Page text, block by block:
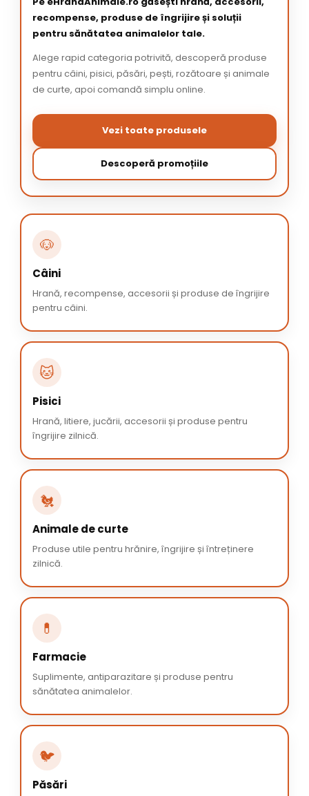
recompense, produse de îngrijire și soluții
pentru sănătatea animalelor tale.
Alege rapid categoria potrivită, descoperă produse
pentru câini, pisici, păsări, pești, rozătoare și animale
de curte, apoi comandă simplu online.
Vezi toate produsele
Descoperă promoțiile
🐶
Câini
Hrană, recompense, accesorii și produse de îngrijire
pentru câini.
🐱
Pisici
Hrană, litiere, jucării, accesorii și produse pentru
îngrijire zilnică.
🐔
Animale de curte
Produse utile pentru hrănire, îngrijire și întreținere
zilnică.
💊
Farmacie
Suplimente, antiparazitare și produse pentru
sănătatea animalelor.
🐦
Păsări